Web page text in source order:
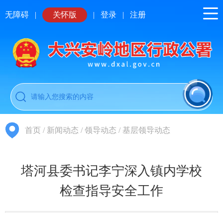
无障碍 | 关怀版 | 登录 | 注册
首页 / 新闻动态 /领导动态 / 基层领导动态
塔河县委书记李宁深入镇内学校
检查指导安全工作